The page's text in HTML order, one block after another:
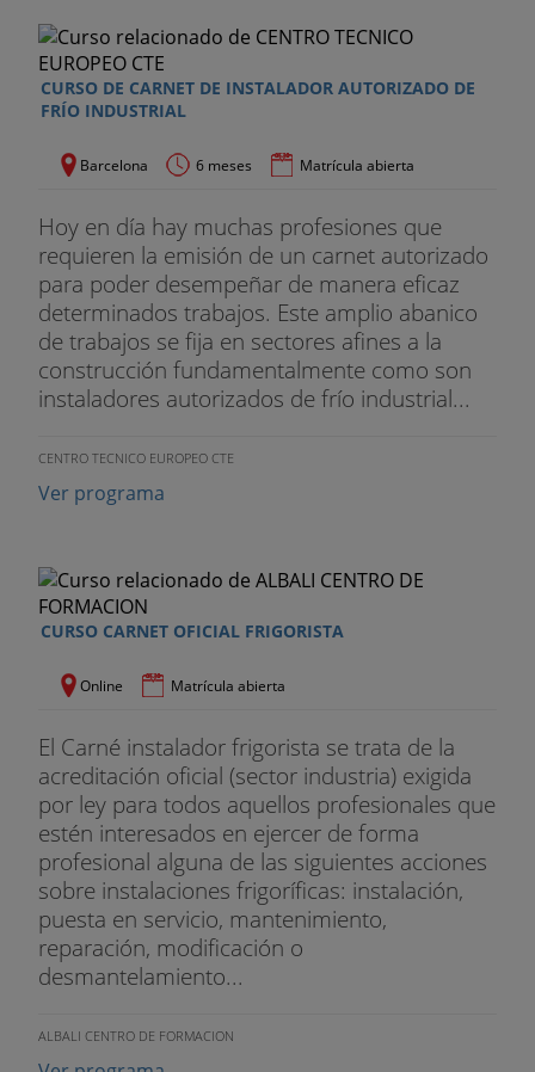
CURSO DE CARNET DE INSTALADOR AUTORIZADO DE
FRÍO INDUSTRIAL
Barcelona 6 meses Matrícula abierta
Hoy en día hay muchas profesiones que
requieren la emisión de un carnet autorizado
para poder desempeñar de manera eficaz
determinados trabajos. Este amplio abanico
de trabajos se fija en sectores afines a la
construcción fundamentalmente como son
instaladores autorizados de frío industrial...
CENTRO TECNICO EUROPEO CTE
Ver programa
CURSO CARNET OFICIAL FRIGORISTA
Online Matrícula abierta
El Carné instalador frigorista se trata de la
acreditación oficial (sector industria) exigida
por ley para todos aquellos profesionales que
estén interesados en ejercer de forma
profesional alguna de las siguientes acciones
sobre instalaciones frigoríficas: instalación,
puesta en servicio, mantenimiento,
reparación, modificación o
desmantelamiento...
ALBALI CENTRO DE FORMACION